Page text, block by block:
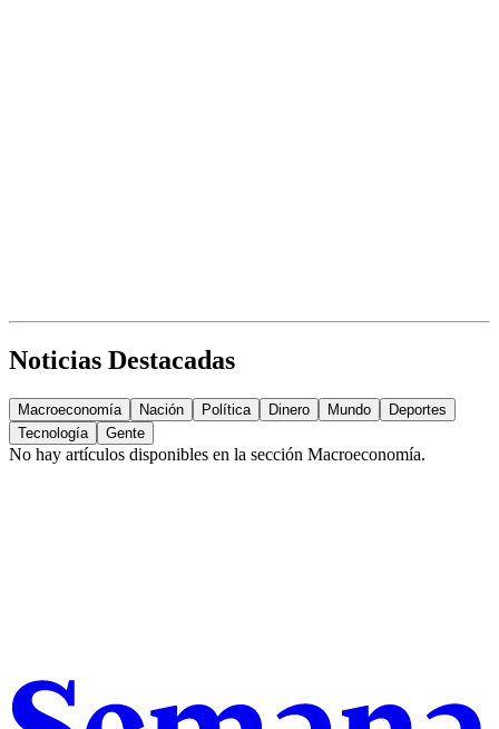
Noticias Destacadas
Macroeconomía Nación Política Dinero Mundo
Deportes
Tecnología
Gente
No hay artículos disponibles en la sección Macroeconomía.